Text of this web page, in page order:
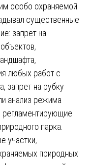
особо охраняемой
существенные
запрет на
любых работ с
запрет на рубку
анализ режима
регламентирующие
парка.
участки,
природных